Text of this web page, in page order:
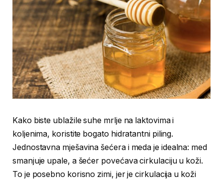
Kako biste ublažile suhe mrlje na laktovima i
koljenima, koristite bogato hidratantni piling.
Jednostavna mješavina šećera i meda je idealna: med
smanjuje upale, a šećer povećava cirkulaciju u koži.
To je posebno korisno zimi, jer je cirkulacija u koži